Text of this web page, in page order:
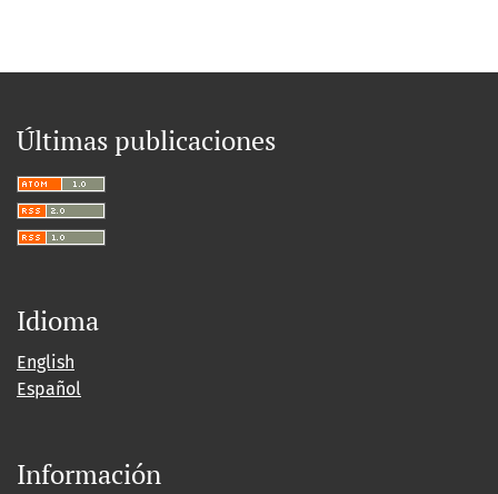
Últimas publicaciones
Idioma
English
Español
Información